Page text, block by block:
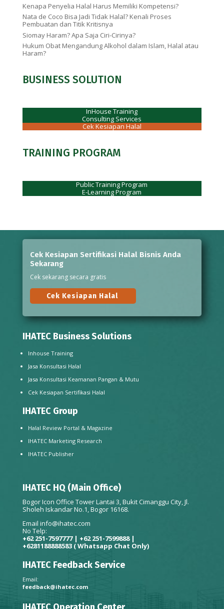
Kenapa Penyelia Halal Harus Memiliki Kompetensi?
Nata de Coco Bisa Jadi Tidak Halal? Kenali Proses
Pembuatan dan Titik Kritisnya
Siomay Haram? Apa Saja Ciri-Cirinya?
Hukum Obat Mengandung Alkohol dalam Islam, Halal atau
Haram?
BUSINESS SOLUTION
InHouse Training
Consulting Services
Cek Kesiapan Halal
TRAINING PROGRAM
Public Training Program
E-Learning Program
Cek Kesiapan Sertifikasi Halal Bisnis Anda
Sekarang
Cek sekarang secara gratis
Cek Kesiapan Halal
IHATEC Business Solutions
Inhouse Training
Jasa Konsultasi Halal
Jasa Konsultasi Keamanan Pangan & Mutu
Cek Kesiapan Sertifikasi Halal
IHATEC Group
Halal Review Portal & Magazine
IHATEC Marketing Research
IHATEC Publisher
IHATEC HQ (Main Office)
Bogor Icon Office Tower Lantai 3, Bukit Cimanggu City, Jl.
Sholeh Iskandar No.1, Bogor 16168.
Email info@ihatec.com
No Telp:
+62 251-7597777 | +62 251-7599888 |
+6281188888583 ( Whatsapp Chat Only)
IHATEC Feedback Service
Email:
feedback@ihatec.com